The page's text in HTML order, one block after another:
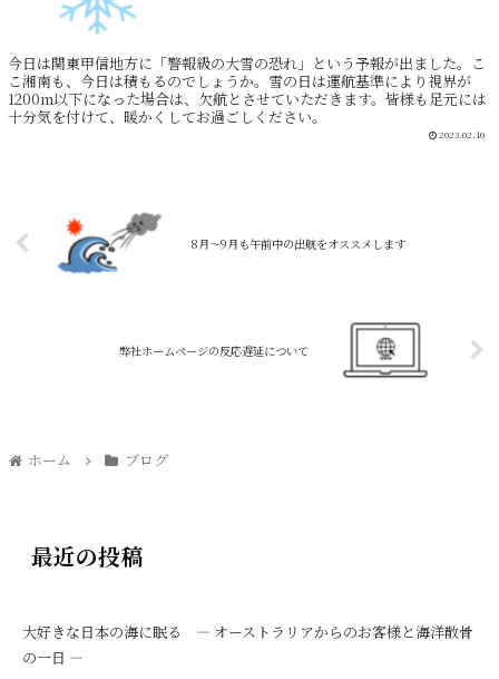
今日は関東甲信地方に「警報級の大雪の恐れ」という予報が出ました。こ
こ湘南も、今日は積もるのでしょうか。雪の日は運航基準により視界が
1200m以下になった場合は、欠航とさせていただきます。皆様も足元には
十分気を付けて、暖かくしてお過ごしください。
2023.02.10
8月～9月も午前中の出航をオススメします
弊社ホームページの反応遅延について
ホーム ブログ
最近の投稿
大好きな日本の海に眠る ― オーストラリアからのお客様と海洋散骨
の一日 ―